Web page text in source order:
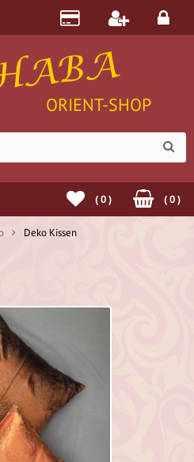
ORIENT-SHOP
(0)
(0)
Deko Kissen